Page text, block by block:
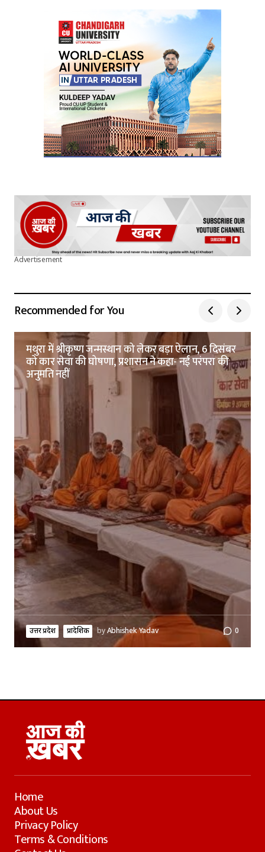
Advertisement
Recommended for You
मथुरा में श्रीकृष्ण जन्मस्थान को लेकर बड़ा ऐलान, 6 दिसंबर
को कार सेवा की घोषणा, प्रशासन ने कहा- नई परंपरा की
अनुमति नहीं
उत्तर प्रदेश प्रादेशिक byAbhishek Yadav 0
Home
About Us
Privacy Policy
Terms & Conditions